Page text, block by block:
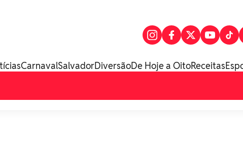
CarnavalSalvadorDiversãoDe Hoje a OitoReceitas